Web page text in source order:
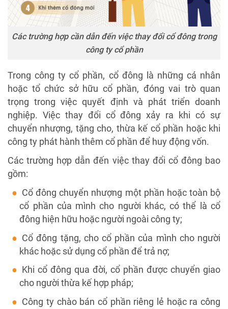
Các trường hợp cần dẫn đến việc thay đổi cổ đông trong
công ty cổ phần
Trong công ty cổ phần, cổ đông là những cá nhân
hoặc tổ chức sở hữu cổ phần, đóng vai trò quan
trọng trong việc quyết định và phát triển doanh
nghiệp. Việc thay đổi cổ đông xảy ra khi có sự
chuyển nhượng, tặng cho, thừa kế cổ phần hoặc khi
công ty phát hành thêm cổ phần để huy động vốn.
Các trường hợp dẫn đến việc thay đổi cổ đông bao
gồm:
Cổ đông chuyển nhượng một phần hoặc toàn bộ
cổ phần của mình cho người khác, có thể là cổ
đông hiện hữu hoặc người ngoài công ty;
Cổ đông tặng, cho cổ phần của mình cho người
khác hoặc sử dụng cổ phần để trả nợ;
Khi cổ đông qua đời, cổ phần được chuyển giao
cho người thừa kế hợp pháp;
Công ty chào bán cổ phần riêng lẻ hoặc ra công